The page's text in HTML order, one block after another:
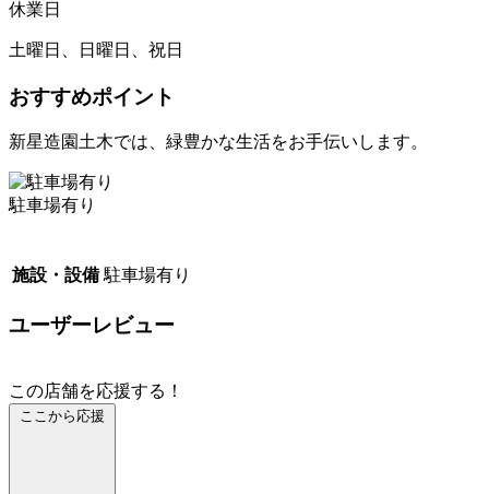
休業日
土曜日、日曜日、祝日
おすすめポイント
新星造園土木では、緑豊かな生活をお手伝いします。
駐車場有り
施設・設備 駐車場有り
ユーザーレビュー
この店舗を応援する！
ここから応援